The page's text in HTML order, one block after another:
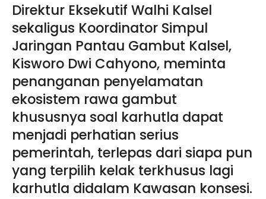
Direktur Eksekutif Walhi Kalsel
sekaligus Koordinator Simpul
Jaringan Pantau Gambut Kalsel,
Kisworo Dwi Cahyono, meminta
penanganan penyelamatan
ekosistem rawa gambut
khususnya soal karhutla dapat
menjadi perhatian serius
pemerintah, terlepas dari siapa pun
yang terpilih kelak terkhusus lagi
karhutla didalam Kawasan konsesi.